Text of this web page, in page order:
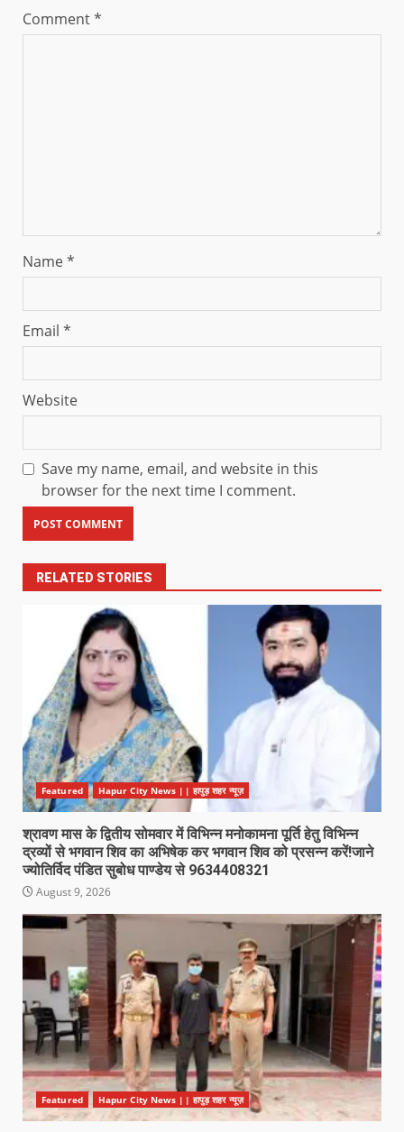
Comment*
Name*
Email *
Website
Save my name, email, and website in this
browser for the next time I comment.
RELATED STORIES
Featured Hapur City News || हापुड़ शहर न्यूज़
श्रावण मास के द्वितीय सोमवार में विभिन्न मनोकामना पूर्ति हेतु विभिन्न
द्रव्यों से भगवान शिव का अभिषेक कर भगवान शिव को प्रसन्न करें!जाने
ज्योतिर्विद पंडित सुबोध पाण्डेय से 9634408321
August 9, 2026
Featured Hapur City News || हापुड़ शहर न्यूज़